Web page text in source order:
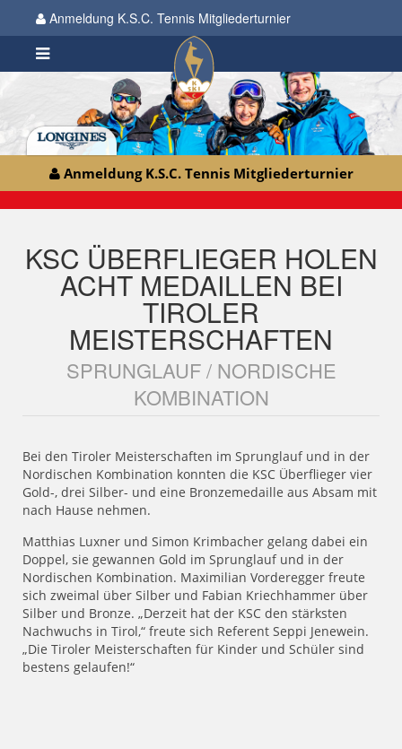
Anmeldung K.S.C. Tennis Mitgliederturnier
Anmeldung K.S.C. Tennis Mitgliederturnier
KSC ÜBERFLIEGER HOLEN
ACHT MEDAILLEN BEI
TIROLER
MEISTERSCHAFTEN
SPRUNGLAUF / NORDISCHE
KOMBINATION
Bei den Tiroler Meisterschaften im Sprunglauf und in der
Nordischen Kombination konnten die KSC Überflieger vier
Gold-, drei Silber- und eine Bronzemedaille aus Absam mit
nach Hause nehmen.
Matthias Luxner und Simon Krimbacher gelang dabei ein
Doppel, sie gewannen Gold im Sprunglauf und in der
Nordischen Kombination. Maximilian Vorderegger freute
sich zweimal über Silber und Fabian Kriechhammer über
Silber und Bronze. „Derzeit hat der KSC den stärksten
Nachwuchs in Tirol,“ freute sich Referent Seppi Jenewein.
„Die Tiroler Meisterschaften für Kinder und Schüler sind
bestens gelaufen!“